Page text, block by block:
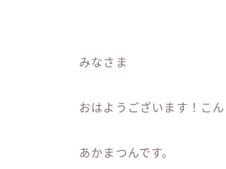
みなさま
おはようございます！こ
あかまつんです。